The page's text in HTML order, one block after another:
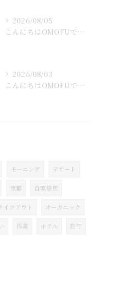
2026/08/05
こんにちはOMOFUです！
2026/08/03
こんにちはOMOFUです！
モーニング デザート
京都 自家焙煎
イクアウト オーガニック
作業 ホテル 旅行